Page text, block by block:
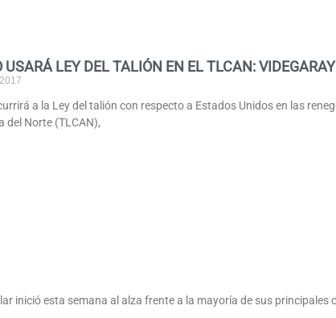
USARÁ LEY DEL TALIÓN EN EL TLCAN: VIDEGARAY
a la Ley del talión con respecto a Estados Unidos en las
del Norte (TLCAN),
inició esta semana al alza frente a la mayoría de sus principales